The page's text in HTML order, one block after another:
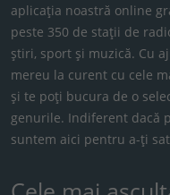
aplicația noastră online
peste 350 de stații de
știri, sport și muzică. Cu
mereu la curent cu cele
și te poți bucura de o
genurile. Indiferent dacă
suntem aici pentru a-ți